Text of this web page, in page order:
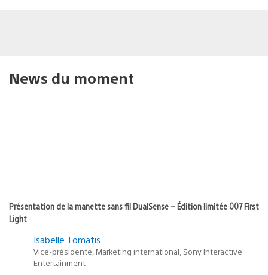
News du moment
Présentation de la manette sans fil DualSense – Édition limitée 007 First
Light
Isabelle Tomatis
Vice-présidente, Marketing international, Sony Interactive
Entertainment